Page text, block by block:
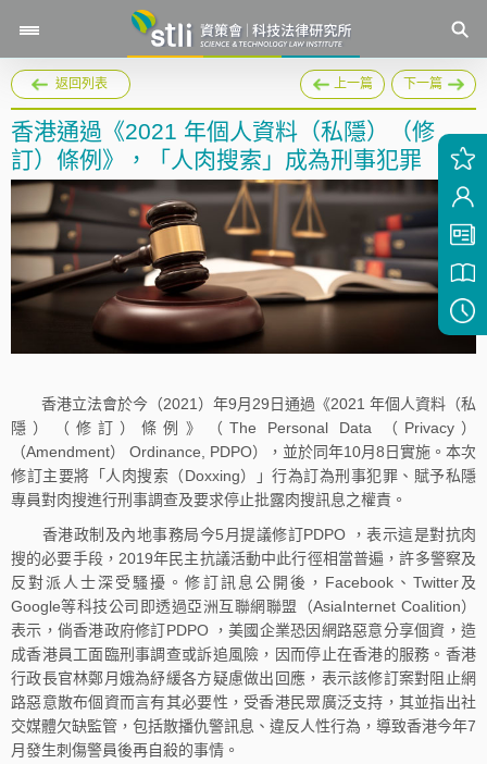
返回列表 上一篇 下一篇
香港通過《2021 年個人資料（私隱）（修
訂）條例》，「人肉搜索」成為刑事犯罪
香港立法會於今（2021）年9月29日通過《2021 年個人資料（私
隱）（修訂）條例》（The Personal Data （Privacy）
（Amendment） Ordinance, PDPO），並於同年10月8日實施。本次
修訂主要將「人肉搜索（Doxxing）」行為訂為刑事犯罪、賦予私隱
專員對肉搜進行刑事調查及要求停止批露肉搜訊息之權責。
香港政制及內地事務局今5月提議修訂PDPO ，表示這是對抗肉
搜的必要手段，2019年民主抗議活動中此行徑相當普遍，許多警察及
反對派人士深受騷擾。修訂訊息公開後，Facebook、Twitter及
Google等科技公司即透過亞洲互聯網聯盟（AsiaInternet Coalition）
表示，倘香港政府修訂PDPO ，美國企業恐因網路惡意分享個資，造
成香港員工面臨刑事調查或訴追風險，因而停止在香港的服務。香港
行政長官林鄭月娥為紓緩各方疑慮做出回應，表示該修訂案對阻止網
路惡意散布個資而言有其必要性，受香港民眾廣泛支持，其並指出社
交媒體欠缺監管，包括散播仇警訊息、違反人性行為，導致香港今年7
月發生刺傷警員後再自殺的事情。